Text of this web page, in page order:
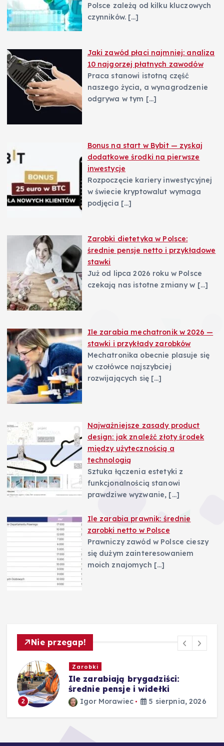
Polsce zależą od kilku kluczowych
czynników. […]
Jaki zawód płaci najmniej: analiza
10 najgorzej płatnych zawodów
Praca stanowi istotną część
naszego życia, a wynagrodzenie
odgrywa w tym […]
Bonus na start w Bybit — zyskaj
dodatkowe środki na pierwsze
inwestycje
Rozpoczęcie kariery inwestycyjnej
w świecie kryptowalut wymaga
podjęcia […]
Zarobki dietetyka w Polsce:
średnie pensje netto i przykładowe
stawki
Już od lipca 2026 roku w Polsce
czekają nas istotne zmiany w […]
Ile zarabia mechatronik w 2026 —
stawki i przykłady zarobków
Mechatronika obecnie plasuje się
w czołówce najszybciej
rozwijających się […]
Najważniejsze zasady product
design: jak znaleźć złoty środek
między użytecznością a
technologią
Sztuka łączenia estetyki z
funkcjonalnością stanowi
prawdziwe wyzwanie, […]
Ile zarabia prawnik: średnie
zarobki netto w Polsce
Prawniczy zawód w Polsce cieszy
się dużym zainteresowaniem
moich znajomych […]
Nie przegap!
3
Biznes
Leadstar: jak zarabiać, jak to
działa i rzetelne opinie
Igor Morawiec 4 sierpnia, 2026